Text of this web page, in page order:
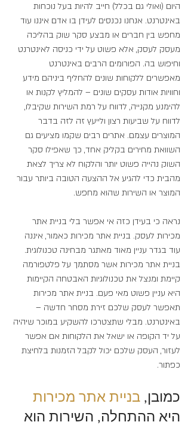
היום (ואולי גם בכלל) חייב להיות בעל נוכחות
באינטרנט. אנחנו נכנסים לעידן בו אדם איננו עוד
מחפש בין חברים או מבצע סקר שוק בהליכה
מעסק לעסק, אלא פשוט על ידי כניסה לאינטרנט
וחיפוש בה. הפורומים הרבים באינטרנט
מאפשרים ללקוחות שונים להחליף ביניהם מידע
וחוויות אודות עסקים שונים – להמליץ לקנות או
להימנע מקנייה, לדווח על רמת השירות שקיבלו,
לדווח על שביעות רצון ולייעץ זה לזה בדבר
המוצרים עצמם. אתרים רבים שקמו מציעים גם
השוואת מחירים בקליק אחד, כך שאפילו סקר
השוק נהייה פשוט יותר והלקוח לא צריך לצאת
מהבית כדי להגיע אל ההצעה הטובה ביותר עבור
המוצר או השירות שהוא מחפש.
נראה כי בעידן כזה אי אפשר בלי בניית אתר
מכירות לעסק. בניית אתר מכירות כאמור, איננה
עוד בגדר עניין מאוד מאתגר מבחינה טכנולוגית.
בניית אתר מכירות אשר מסתמך על פלטפורמה
קיימת ומנצל את טכנולוגיות האבטחה הקיימות
היא עניין פשוט מאי פעם. בניית אתר מכירות
תאפשר לעסק שלכם זירת מסחר חדשה –
באינטרנט. מבלי שתצטרכו להשקיע במוכר שיהיה
על יד הקופה או ישאל את הלקוחות אם אפשר
לעזור, העסק שלכם יכול לקבל הזמנות בלחיצת
כפתור.
כמובן, בניית אתר מכירות
היא ההתחלה, השירות הוא